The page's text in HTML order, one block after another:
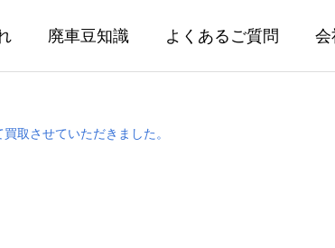
廃車豆知識 よくあるご質問 会
させていただきました。